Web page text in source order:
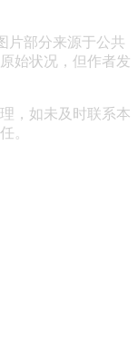
片部分来源于公共
始状况，但作者发
，如未及时联系本
。